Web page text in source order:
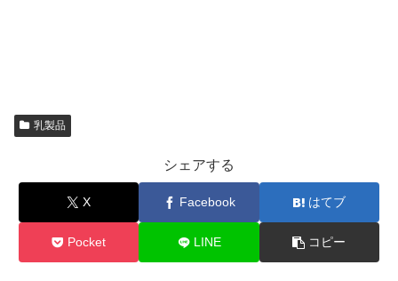
乳製品
シェアする
X Facebook はてブ
Pocket LINE コピー